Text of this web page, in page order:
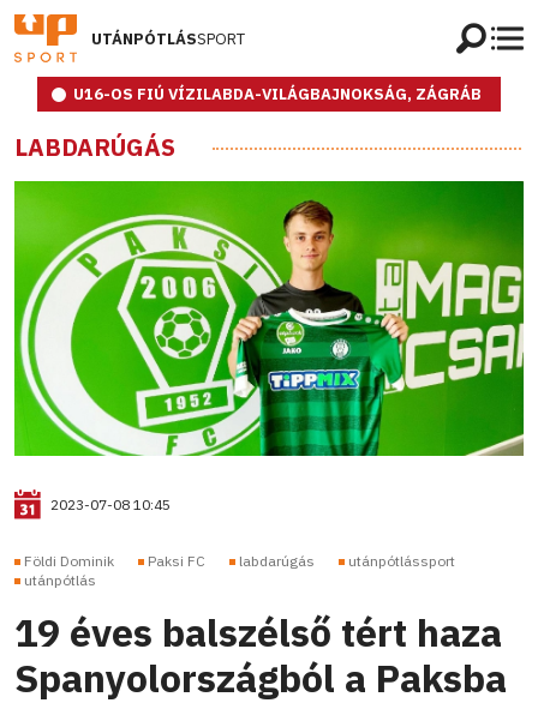
UTÁNPÓTLÁSSPORT
U16-OS FIÚ VÍZILABDA-VILÁGBAJNOKSÁG, ZÁGRÁB
LABDARÚGÁS
2023-07-08 10:45
Földi Dominik Paksi FC labdarúgás
utánpótlássport
utánpótlás
19 éves balszélső tért haza
Spanyolországból a Paksba